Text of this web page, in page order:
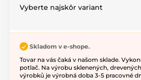
Vyberte najskôr variant
Skladom v e-shope.
Tovar na vás čaká v našom sklade.
potlač. Na výrobu sklenených,
výrobků je výrobná doba 3-5 pracovné